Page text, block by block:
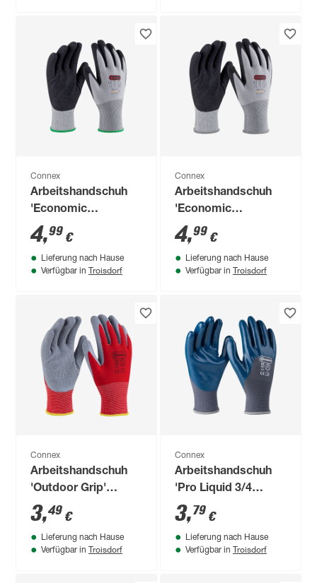
Connex
Arbeitshandschuh
'Economic
Universal'
grau/schwarz Größe
8/M
4,99 €
Lieferung nach Hause
Verfügbar in Troisdorf
Connex
Arbeitshandschuh
'Economic
Universal'
grau/schwarz Größe
9/L
4,99 €
Lieferung nach Hause
Verfügbar in Troisdorf
Connex
Arbeitshandschuh
'Outdoor Grip'
rot/grau Größe
10/XL
3,49 €
Lieferung nach Hause
Verfügbar in Troisdorf
Connex
Arbeitshandschuh
'Pro Liquid 3/4
Coating' grau/blau
Größe 9/L
3,79 €
Lieferung nach Hause
Verfügbar in Troisdorf